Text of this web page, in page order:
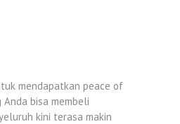
mendapatkan peace of
bisa membeli
kini terasa makin